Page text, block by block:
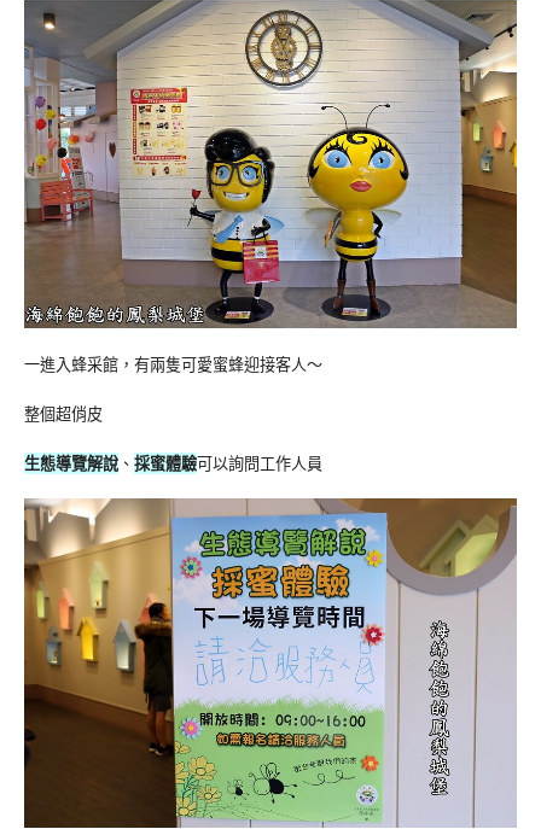
一進入蜂采館，有兩隻可愛蜜蜂迎接客人～
整個超俏皮
生態導覽解說 、 採蜜體驗可以詢問工作人員